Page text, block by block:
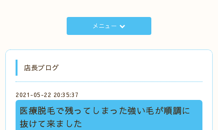
メニュー
店長ブログ
2021-05-22 20:35:37
医療脱毛で残ってしまった強い毛が順調に
抜けて来ました